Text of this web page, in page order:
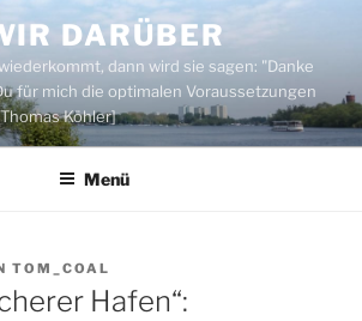
DARÜBER
dann wird sie sagen: "Danke
für mich die optimalen Voraussetzungen
Köhler]
Menü
TOM_COAL
Hafen“: